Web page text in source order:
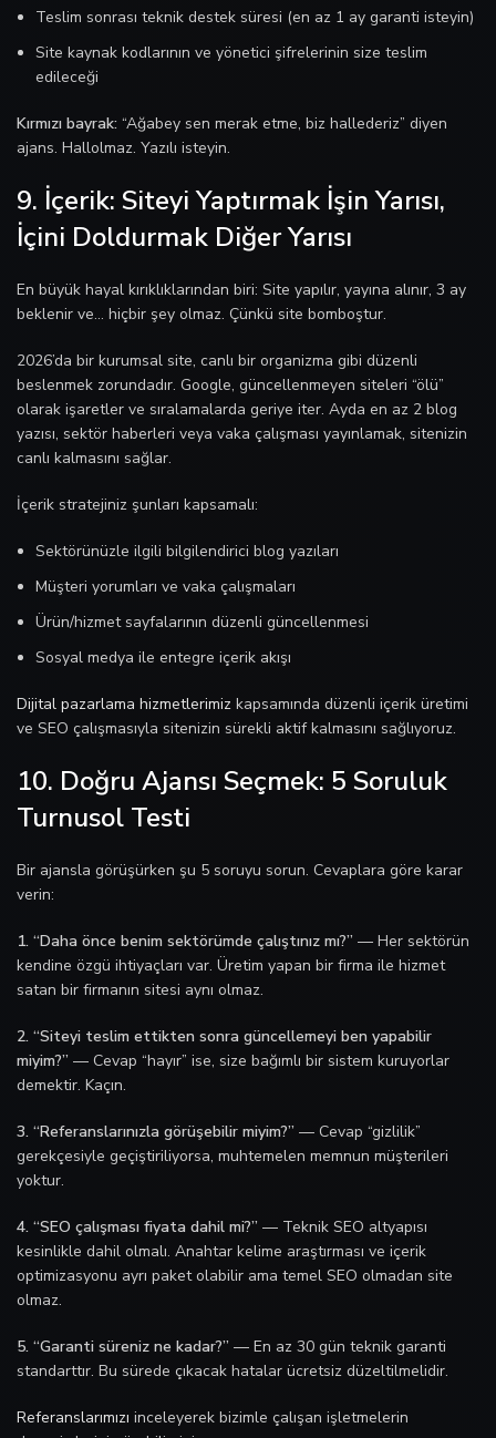
Teslim sonrası teknik destek süresi (en az 1 ay garanti isteyin)
Site kaynak kodlarının ve yönetici şifrelerinin size teslim
edileceği
Kırmızı bayrak: “Ağabey sen merak etme, biz hallederiz” diyen
ajans. Hallolmaz. Yazılı isteyin.
9. İçerik: Siteyi Yaptırmak İşin Yarısı,
İçini Doldurmak Diğer Yarısı
En büyük hayal kırıklıklarından biri: Site yapılır, yayına alınır, 3 ay
beklenir ve… hiçbir şey olmaz. Çünkü site bomboştur.
2026’da bir kurumsal site, canlı bir organizma gibi düzenli
beslenmek zorundadır. Google, güncellenmeyen siteleri “ölü”
olarak işaretler ve sıralamalarda geriye iter. Ayda en az 2 blog
yazısı, sektör haberleri veya vaka çalışması yayınlamak, sitenizin
canlı kalmasını sağlar.
İçerik stratejiniz şunları kapsamalı:
Sektörünüzle ilgili bilgilendirici blog yazıları
Müşteri yorumları ve vaka çalışmaları
Ürün/hizmet sayfalarının düzenli güncellenmesi
Sosyal medya ile entegre içerik akışı
Dijital pazarlama hizmetlerimiz kapsamında düzenli içerik üretimi
ve SEO çalışmasıyla sitenizin sürekli aktif kalmasını sağlıyoruz.
10. Doğru Ajansı Seçmek: 5 Soruluk
Turnusol Testi
Bir ajansla görüşürken şu 5 soruyu sorun. Cevaplara göre karar
verin:
1. “Daha önce benim sektörümde çalıştınız mı?” — Her sektörün
kendine özgü ihtiyaçları var. Üretim yapan bir firma ile hizmet
satan bir firmanın sitesi aynı olmaz.
2. “Siteyi teslim ettikten sonra güncellemeyi ben yapabilir
miyim?” — Cevap “hayır” ise, size bağımlı bir sistem kuruyorlar
demektir. Kaçın.
3. “Referanslarınızla görüşebilir miyim?” — Cevap “gizlilik”
gerekçesiyle geçiştiriliyorsa, muhtemelen memnun müşterileri
yoktur.
4. “SEO çalışması fiyata dahil mi?” — Teknik SEO altyapısı
kesinlikle dahil olmalı. Anahtar kelime araştırması ve içerik
optimizasyonu ayrı paket olabilir ama temel SEO olmadan site
olmaz.
5. “Garanti süreniz ne kadar?” — En az 30 gün teknik garanti
standarttır. Bu sürede çıkacak hatalar ücretsiz düzeltilmelidir.
Referanslarımızı inceleyerek bizimle çalışan işletmelerin